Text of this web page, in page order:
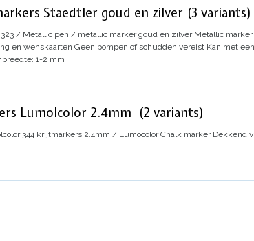
Staedtler goud en zilver (3 variants)
/ Metallic pen / metallic marker goud en zilver Metallic
en wenskaarten Geen pompen of schudden vereist Kan met
1-2 mm
Lumolcolor 2.4mm (2 variants)
344 krijtmarkers 2.4mm / Lumocolor Chalk marker Dekkend